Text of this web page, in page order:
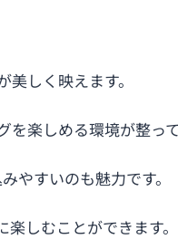
しく映えます。
楽しめる環境が整って
やすいのも魅力です。
しむことができます。